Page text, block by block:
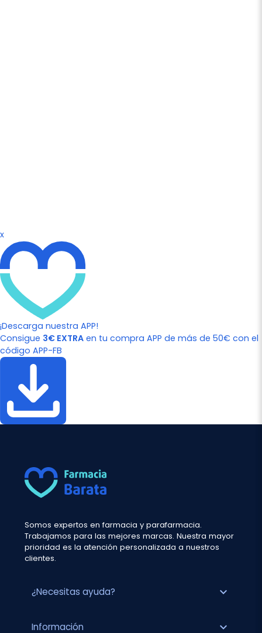
x
¡Descarga nuestra APP!
Consigue 3€ EXTRA en tu compra APP de más de 50€ con el
código APP-FB
Somos expertos en farmacia y parafarmacia.
Trabajamos para las mejores marcas. Nuestra mayor
prioridad es la atención personalizada a nuestros
clientes.
¿Necesitas ayuda? expand_more
Información expand_more